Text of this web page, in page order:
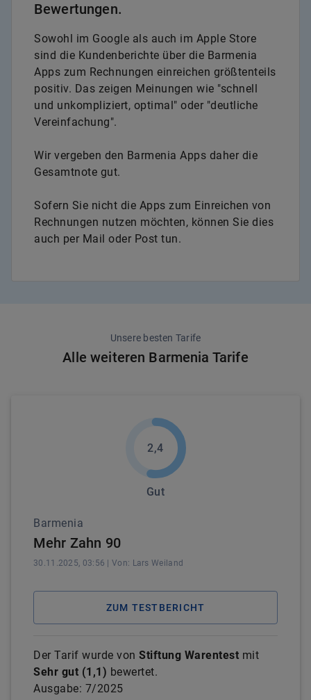
Bewertungen.
Sowohl im Google als auch im Apple Store
sind die Kundenberichte über die Barmenia
Apps zum Rechnungen einreichen größtenteils
positiv. Das zeigen Meinungen wie "schnell
und unkompliziert, optimal" oder "deutliche
Vereinfachung".
Wir vergeben den Barmenia Apps daher die
Gesamtnote gut.
Sofern Sie nicht die Apps zum Einreichen von
Rechnungen nutzen möchten, können Sie dies
auch per Mail oder Post tun.
Unsere besten Tarife
Alle weiteren Barmenia Tarife
2,4
Gut
Barmenia
Mehr Zahn 90
30.11.2025, 03:56 | Von: Lars Weiland
ZUM TESTBERICHT
Der Tarif wurde von Stiftung Warentest mit
Sehr gut (1,1 ) bewertet.
Ausgabe: 7/2025